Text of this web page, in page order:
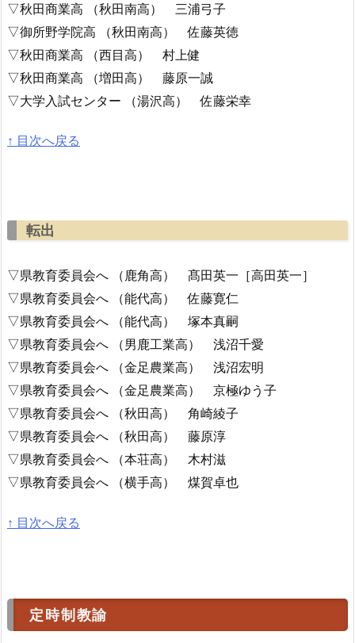
▽秋田商業高 （秋田南高） 三浦弓子
▽御所野学院高 （秋田南高） 佐藤英徳
▽秋田商業高 （西目高） 村上健
▽秋田商業高 （増田高） 藤原一誠
▽大学入試センター （湯沢高） 佐藤栄幸
↑ 目次へ戻る
転出
▽県教育委員会へ （鹿角高） 髙田英一［高田英一］
▽県教育委員会へ （能代高） 佐藤寛仁
▽県教育委員会へ （能代高） 塚本真嗣
▽県教育委員会へ （男鹿工業高） 浅沼千愛
▽県教育委員会へ （金足農業高） 浅沼宏明
▽県教育委員会へ （金足農業高） 京極ゆう子
▽県教育委員会へ （秋田高） 角崎綾子
▽県教育委員会へ （秋田高） 藤原淳
▽県教育委員会へ （本荘高） 木村滋
▽県教育委員会へ （横手高） 煤賀卓也
↑ 目次へ戻る
定時制教諭